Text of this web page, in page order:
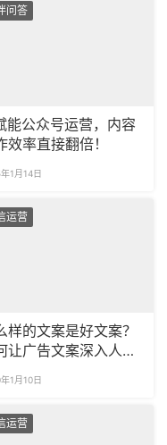
问答
能公众号运营，内容
效率直接翻倍！
1月14日
运营
样的文案是好文案？
让广告文案深入人
1月10日
运营